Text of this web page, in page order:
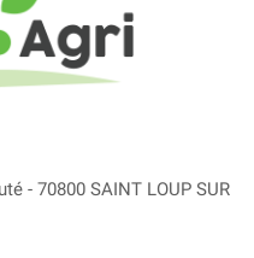
- 70800 SAINT LOUP SUR